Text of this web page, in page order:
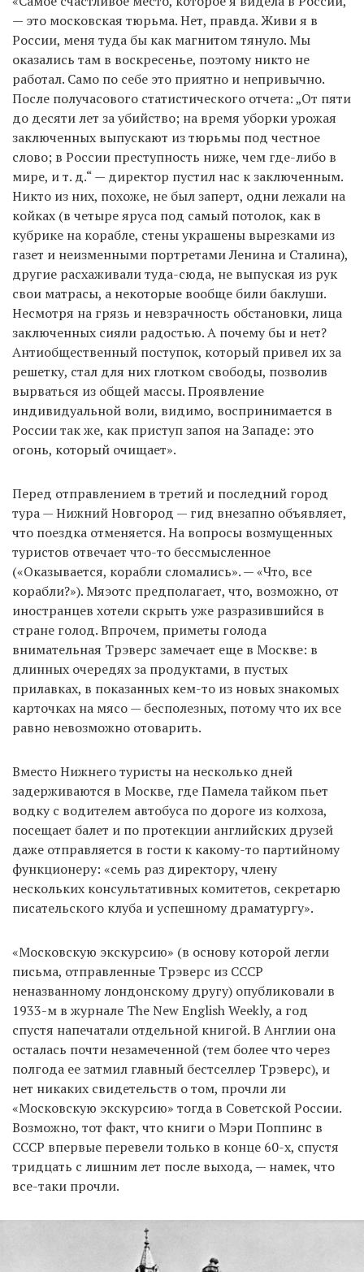
— это московская тюрьма. Нет, правда. Живи я в
России, меня туда бы как магнитом тянуло. Мы
оказались там в воскресенье, поэтому никто не
работал. Само по себе это приятно и непривычно.
После получасового статистического отчета: „От пяти
до десяти лет за убийство; на время уборки урожая
заключенных выпускают из тюрьмы под честное
слово; в России преступность ниже, чем где-либо в
мире, и т. д.“ — директор пустил нас к заключенным.
Никто из них, похоже, не был заперт, одни лежали на
койках (в четыре яруса под самый потолок, как в
кубрике на корабле, стены украшены вырезками из
газет и неизменными портретами Ленина и Сталина),
другие расхаживали туда-сюда, не выпуская из рук
свои матрасы, а некоторые вообще били баклуши.
Несмотря на грязь и невзрачность обстановки, лица
заключенных сияли радостью. А почему бы и нет?
Антиобщественный поступок, который привел их за
решетку, стал для них глотком свободы, позволив
вырваться из общей массы. Проявление
индивидуальной воли, видимо, воспринимается в
России так же, как приступ запоя на Западе: это
огонь, который очищает».
Перед отправлением в третий и последний город
тура — Нижний Новгород — гид внезапно объявляет,
что поездка отменяется. На вопросы возмущенных
туристов отвечает что-то бессмысленное
(«Оказывается, корабли сломались». — «Что, все
корабли?»). Мяэотс предполагает, что, возможно, от
иностранцев хотели скрыть уже разразившийся в
стране голод. Впрочем, приметы голода
внимательная Трэверс замечает еще в Москве: в
длинных очередях за продуктами, в пустых
прилавках, в показанных кем-то из новых знакомых
карточках на мясо — бесполезных, потому что их все
равно невозможно отоварить.
Вместо Нижнего туристы на несколько дней
задерживаются в Москве, где Памела тайком пьет
водку с водителем автобуса по дороге из колхоза,
посещает балет и по протекции английских друзей
даже отправляется в гости к какому-то партийному
функционеру: «семь раз директору, члену
нескольких консультативных комитетов, секретарю
писательского клуба и успешному драматургу».
«Московскую экскурсию» (в основу которой легли
письма, отправленные Трэверс из СССР
неназванному лондонскому другу) опубликовали в
1933-м в журнале The New English Weekly, а год
спустя напечатали отдельной книгой. В Англии она
осталась почти незамеченной (тем более что через
полгода ее затмил главный бестселлер Трэверс), и
нет никаких свидетельств о том, прочли ли
«Московскую экскурсию» тогда в Советской России.
Возможно, тот факт, что книги о Мэри Поппинс в
СССР впервые перевели только в конце 60-х, спустя
тридцать с лишним лет после выхода, — намек, что
все-таки прочли.